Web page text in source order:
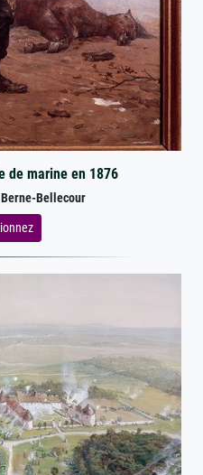
de marine en 1876
Bellecour